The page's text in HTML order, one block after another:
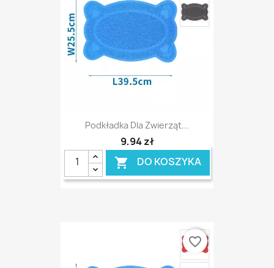
Podkładka Dla Zwierząt...
9,94 zł
 DO KOSZYKA
favorite_border